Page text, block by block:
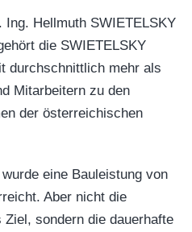
Ing. Hellmuth SWIETELSKY
die SWIETELSKY
durchschnittlich mehr als
Mitarbeitern zu den
der österreichischen
eine Bauleistung von
Aber nicht die
sondern die dauerhafte